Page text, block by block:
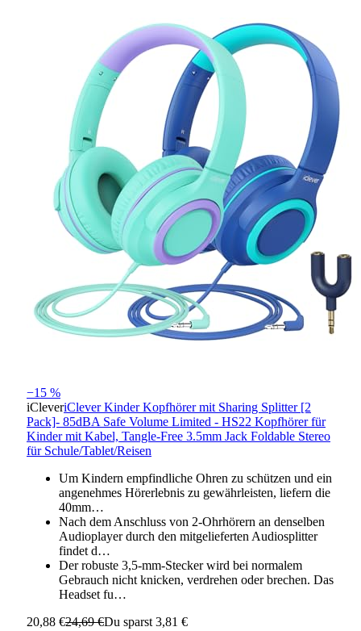
−15 %
iCleveriClever Kinder Kopfhörer mit Sharing Splitter [2
Pack]- 85dBA Safe Volume Limited - HS22 Kopfhörer für
Kinder mit Kabel, Tangle-Free 3.5mm Jack Foldable Stereo
für Schule/Tablet/Reisen
Um Kindern empfindliche Ohren zu schützen und ein
angenehmes Hörerlebnis zu gewährleisten, liefern die
40mm…
Nach dem Anschluss von 2-Ohrhörern an denselben
Audioplayer durch den mitgelieferten Audiosplitter
findet d…
Der robuste 3,5-mm-Stecker wird bei normalem
Gebrauch nicht knicken, verdrehen oder brechen. Das
Headset fu…
20,88 €24,69 €Du sparst 3,81 €